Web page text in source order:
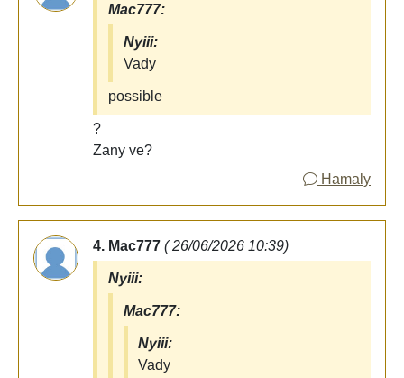
Mac777:
Nyiii:
Vady
possible
?
Zany ve?
Hamaly
4. Mac777 ( 26/06/2026 10:39)
Nyiii:
Mac777:
Nyiii:
Vady